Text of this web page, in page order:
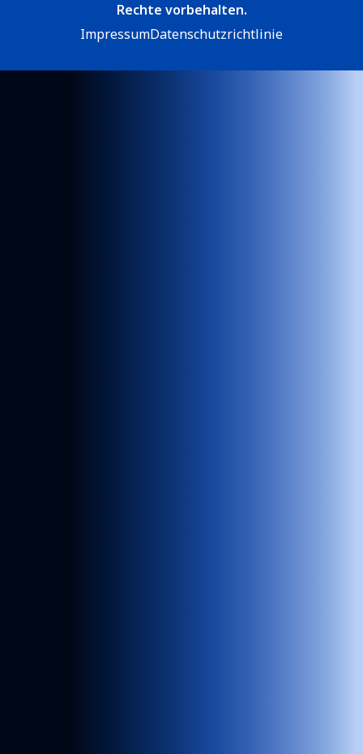
Rechte vorbehalten.
ImpressumDatenschutzrichtlinie